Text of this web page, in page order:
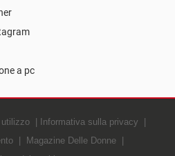
a pc
utilizzo
Informativa sulla privacy
Magazine Delle Donne